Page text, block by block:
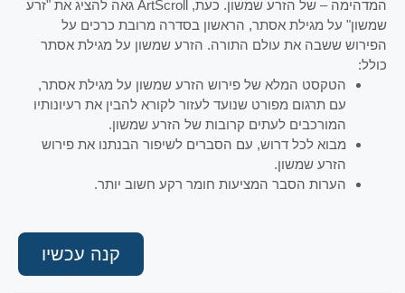
המדהימה – של הזרע שמשון. כעת, ArtScroll גאה להציג את "זרע
שמשון" על מגילת אסתר, הראשון בסדרה מרובת כרכים על
הפירוש ששבה את עולם התורה. הזרע שמשון על מגילת אסתר
כולל:
הטקסט המלא של פירוש הזרע שמשון על מגילת אסתר,
עם תרגום מפורט שנועד לעזור לקורא להבין את רעיונותיו
המורכבים לעתים קרובות של הזרע שמשון.
מבוא לכל דרוש, עם הסברים לשיפור הבנתנו את פירוש
הזרע שמשון.
הערות הסבר המציעות חומר רקע חשוב יותר.
קנה עכשיו